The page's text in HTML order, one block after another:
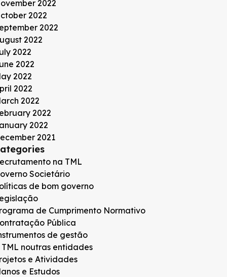
2022
2022
2022
2022
2022
2022
2022
2022
2022
2022
2022
2021
na TML
Societário
de bom governo
de Cumprimento Normativo
Pública
de gestão
TML noutras entidades
e Atividades
e Estudos